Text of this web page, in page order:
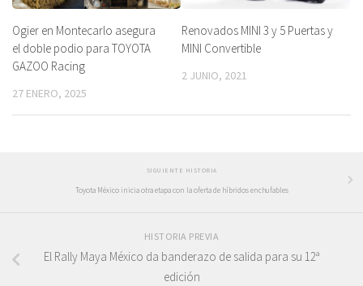
Ogier en Montecarlo asegura
el doble podio para TOYOTA
GAZOO Racing
27 ENERO, 2025
Renovados MINI 3 y 5 Puertas y
MINI Convertible
2 JUNIO, 2021
SIGUIENTE HISTORIA
Toyota México inicia otra etapa con la oferta de híbridos enchufables
HISTORIA PREVIA
El Rally Maya México da banderazo de salida para su 12ª
edición